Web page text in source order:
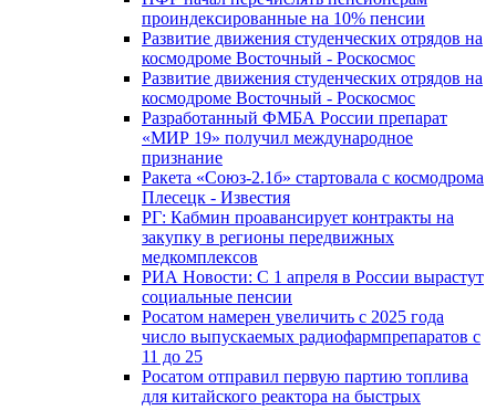
проиндексированные на 10% пенсии
Развитие движения студенческих отрядов на
космодроме Восточный - Роскосмос
Развитие движения студенческих отрядов на
космодроме Восточный - Роскосмос
Разработанный ФМБА России препарат
«МИР 19» получил международное
признание
Ракета «Союз-2.1б» стартовала с космодрома
Плесецк - Известия
РГ: Кабмин проавансирует контракты на
закупку в регионы передвижных
медкомплексов
РИА Новости: С 1 апреля в России вырастут
социальные пенсии
Росатом намерен увеличить с 2025 года
число выпускаемых радиофармпрепаратов с
11 до 25
Росатом отправил первую партию топлива
для китайского реактора на быстрых